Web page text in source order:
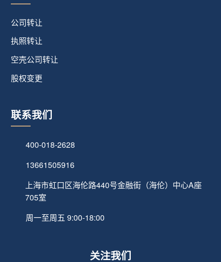
公司转让
执照转让
空壳公司转让
股权变更
联系我们
400-018-2628
13661505916
上海市虹口区海伦路440号金融街（海伦）中心A座
705室
周一至周五 9:00-18:00
关注我们